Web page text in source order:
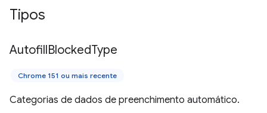
Tipos
AutofillBlockedType
Chrome 151 ou mais recente
Categorias de dados de preenchimento automático.